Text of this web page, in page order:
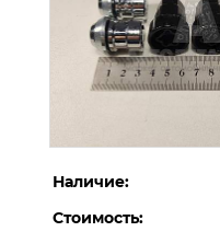
Наличие:
Стоимость: